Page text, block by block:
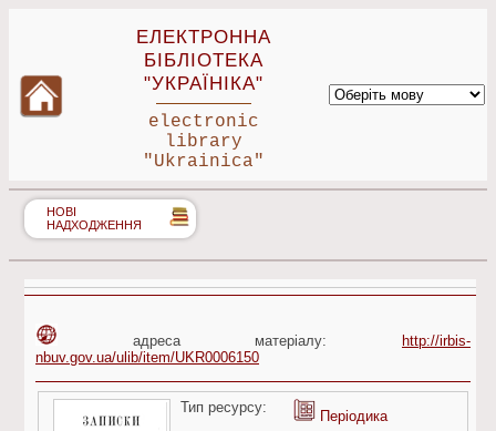
ЕЛЕКТРОННА
БІБЛІОТЕКА
"УКРАЇНІКА"
electronic
library
"Ukrainica"
НОВІ
НАДХОДЖЕННЯ
адреса матеріалу:
http://irbis-
nbuv.gov.ua/ulib/item/UKR0006150
Тип ресурсу:
Періодика